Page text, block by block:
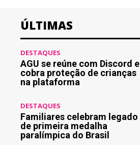
ÚLTIMAS
DESTAQUES
AGU se reúne com Discord e
cobra proteção de crianças
na plataforma
DESTAQUES
Familiares celebram legado
de primeira medalha
paralímpica do Brasil